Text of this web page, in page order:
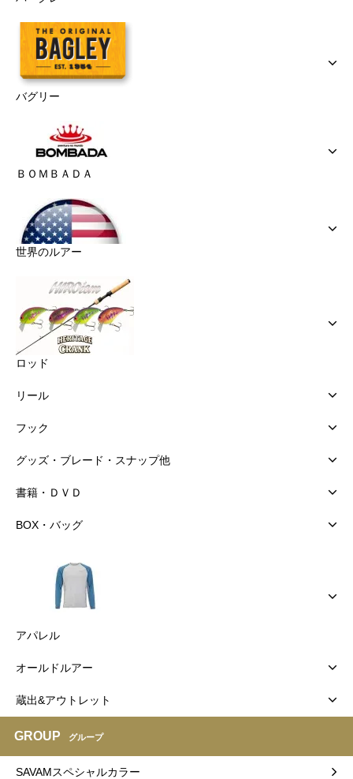
バグリー
ＢＯＭＢＡＤＡ
世界のルアー
ロッド
リール
フック
グッズ・ブレード・スナップ他
書籍・ＤＶＤ
BOX・バッグ
アパレル
オールドルアー
蔵出&アウトレット
GROUP グループ
SAVAMスペシャルカラー